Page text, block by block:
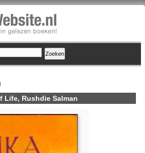
Life, Rushdie Salman